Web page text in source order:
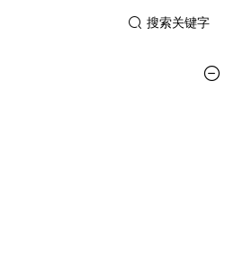
搜索关键字